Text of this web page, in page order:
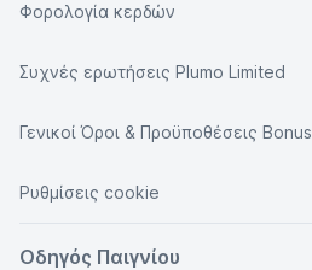
Φορολογία κερδών
Συχνές ερωτήσεις Plumo Limited
Γενικοί Όροι & Προϋποθέσεις Bonus
Ρυθμίσεις cookie
Οδηγός Παιγνίου